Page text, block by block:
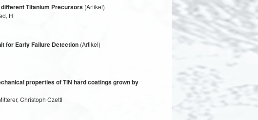
Titanium Precursors(Artikel)
H
for Early Failure Detection(Artikel)
properties of TiN hard coatings grown by
Christoph Czettl